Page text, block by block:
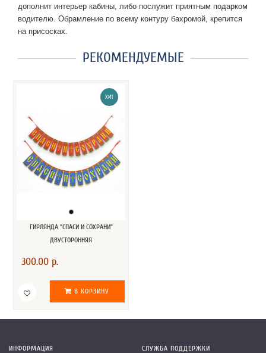
дополнит интерьер кабины, либо послужит приятным подарком
водителю. Обрамление по всему контуру бахромой, крепится
на присосках.
РЕКОМЕНДУЕМЫЕ
ХИТ
ГИРЛЯНДА "СПАСИ И СОХРАНИ"
ДВУСТОРОННЯЯ
300.00 р.
В КОРЗИНУ
ИНФОРМАЦИЯ СЛУЖБА ПОДДЕРЖКИ